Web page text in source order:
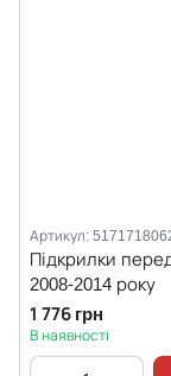
Артикул:
Підкрилки
2008-2014 року
1 776 грн
В наявності